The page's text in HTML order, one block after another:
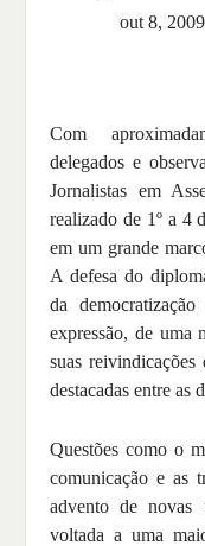
out 8, 2009
Com
delegados e
Jornalistas em
realizado de 1º a 4
em um grande
A defesa do
da
expressão, de uma
suas reivindicações
destacadas entre as
Questões como o
comunicação e as
advento de novas
voltada a uma